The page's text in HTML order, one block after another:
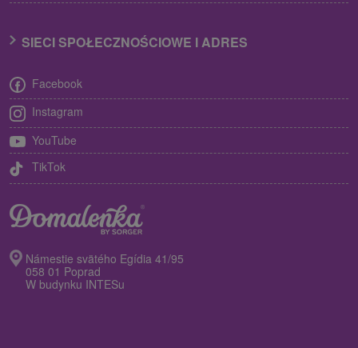
SIECI SPOŁECZNOŚCIOWE I ADRES
Facebook
Instagram
YouTube
TikTok
Námestie svätého Egídia 41/95
058 01 Poprad
W budynku INTESu